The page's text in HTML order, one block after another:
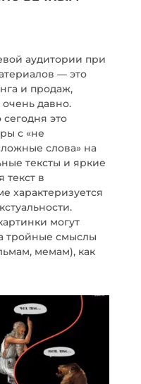
аудитории при
— это
и продаж,
давно.
сегодня это
с «не
слова» на
тексты и яркие
текст в
характеризуется
могут
тройные смыслы
мемам), как